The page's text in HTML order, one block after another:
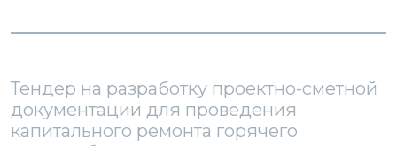
Тендер на разработку проектно-сметной
документации для проведения
капитального ремонта горячего